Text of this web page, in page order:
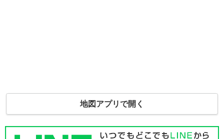
地図アプリで開く